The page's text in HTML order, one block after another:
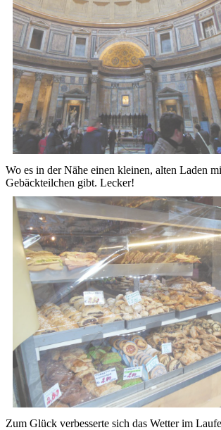
Wo es in der Nähe einen kleinen, alten Laden
Gebäckteilchen gibt. Lecker!
Zum Glück verbesserte sich das Wetter im